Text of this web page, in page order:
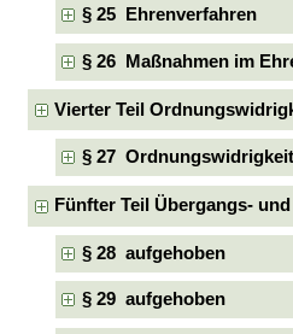
§ 25 Ehrenverfahren
§ 26 Maßnahmen im
Vierter Teil
§ 27
Fünfter Teil Übergangs-
§ 28 aufgehoben
§ 29 aufgehoben